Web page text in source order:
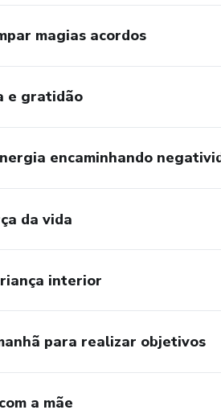
magias acordos
e gratidão
encaminhando
da vida
interior
para realizar objetivos
a mãe